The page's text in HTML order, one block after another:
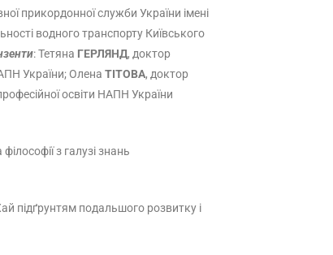
прикордонної служби України імені
водного транспорту Київського
: Тетяна ГЕРЛЯНД, доктор
України; Олена ТІТОВА, доктор
освіти НАПН України
з галузі знань
підґрунтям подальшого розвитку і